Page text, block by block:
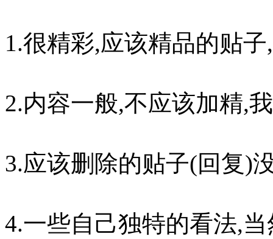
1.很精彩,应该精品的贴
2.内容一般,不应该加精,
3.应该删除的贴子(回复)
4.一些自己独特的看法,